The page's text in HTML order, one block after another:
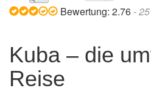
Bewertung: 2.76 -25
Kuba – die
Reise